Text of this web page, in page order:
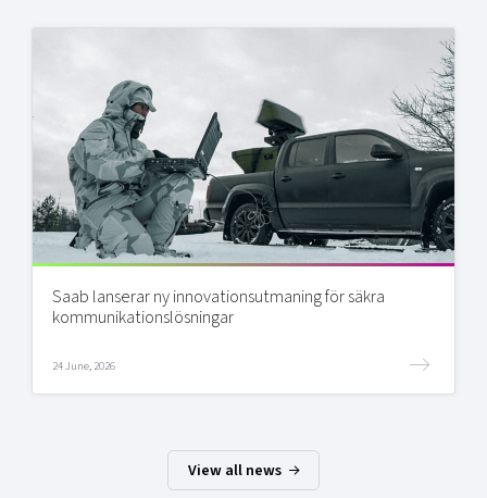
Saab lanserar ny innovationsutmaning för säkra
kommunikationslösningar
24 June, 2026
View all news